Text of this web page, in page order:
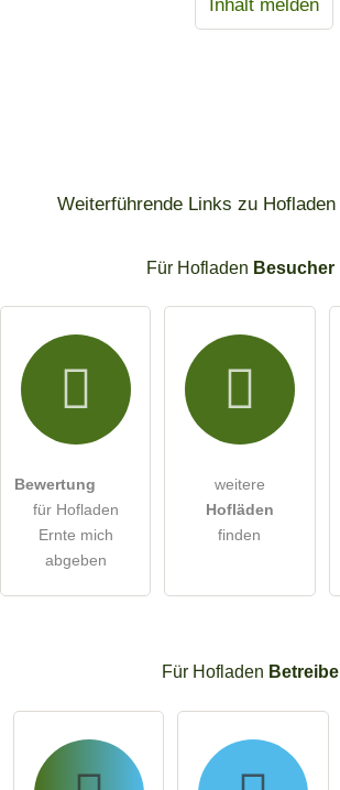
Weiterführende Links zu Hofladen
Für Hofladen Besucher
Bewertung
für Hofladen
Ernte mich
abgeben
weitere
Hofläden
finden
Für Hofladen